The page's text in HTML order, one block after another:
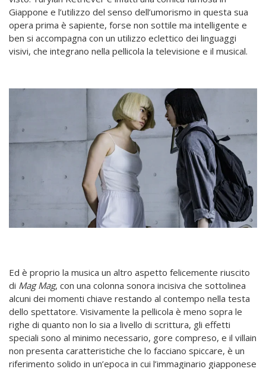
Giappone e l’utilizzo del senso dell’umorismo in questa sua
opera prima è sapiente, forse non sottile ma intelligente e
ben si accompagna con un utilizzo eclettico dei linguaggi
visivi, che integrano nella pellicola la televisione e il musical.
Ed è proprio la musica un altro aspetto felicemente riuscito
di Mag Mag, con una colonna sonora incisiva che sottolinea
alcuni dei momenti chiave restando al contempo nella testa
dello spettatore. Visivamente la pellicola è meno sopra le
righe di quanto non lo sia a livello di scrittura, gli effetti
speciali sono al minimo necessario, gore compreso, e il villain
non presenta caratteristiche che lo facciano spiccare, è un
riferimento solido in un’epoca in cui l’immaginario giapponese